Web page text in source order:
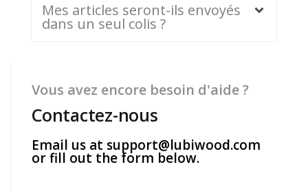
Mes articles seront-ils envoyés
dans un seul colis ?
Vous avez encore besoin d'aide ?
Contactez-nous
Email us at support@lubiwood.com
or fill out the form below.